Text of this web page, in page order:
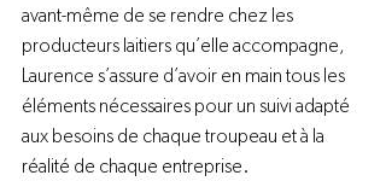
avant-même de se rendre chez les
producteurs laitiers qu’elle accompagne,
Laurence s’assure d’avoir en main tous les
éléments nécessaires pour un suivi adapté
aux besoins de chaque troupeau et à la
réalité de chaque entreprise.